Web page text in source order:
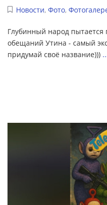
Новости, Фото,
Глубинный народ пытается
обещаний Утина - самый
придумай своё название)))